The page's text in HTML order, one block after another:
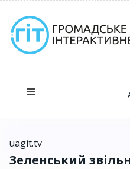
uagit.tv
Зеленський